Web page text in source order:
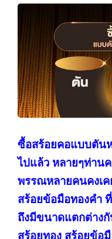
ซื้อสร้อยคอแบบตันห
ไปแล้ว หลายๆท่าน
พรรณหลายคนคงเ
สร้อยข้อมือทองคำ
ถึงมีขนาดแตกต่าง
สร้อยทอง สร้อยข้อ